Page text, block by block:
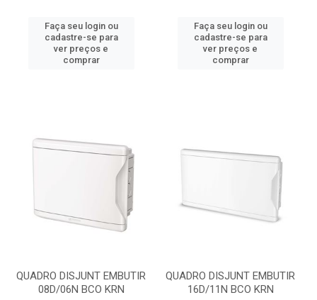
Faça seu login ou
cadastre-se para
ver preços e
comprar
Faça seu login ou
cadastre-se para
ver preços e
comprar
QUADRO DISJUNT EMBUTIR
08D/06N BCO KRN
QUADRO DISJUNT EMBUTIR
16D/11N BCO KRN